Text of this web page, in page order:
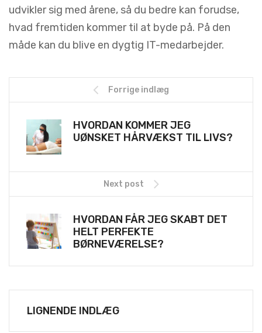
udvikler sig med årene, så du bedre kan forudse,
hvad fremtiden kommer til at byde på. På den
måde kan du blive en dygtig IT-medarbejder.
Forrige indlæg
HVORDAN KOMMER JEG
UØNSKET HÅRVÆKST TIL LIVS?
Next post
HVORDAN FÅR JEG SKABT DET
HELT PERFEKTE
BØRNEVÆRELSE?
LIGNENDE INDLÆG